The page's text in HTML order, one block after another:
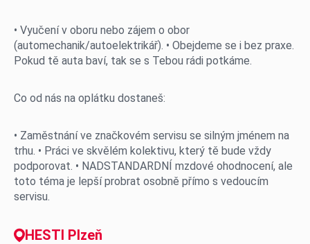
Magazín
• Vyučení v oboru nebo zájem o obor
(automechanik/autoelektrikář). • Obejdeme se i bez praxe.
Pokud tě auta baví, tak se s Tebou rádi potkáme.
Co od nás na oplátku dostaneš:
• Zaměstnání ve značkovém servisu se silným jménem na
trhu. • Práci ve skvělém kolektivu, který tě bude vždy
podporovat. • NADSTANDARDNÍ mzdové ohodnocení, ale
toto téma je lepší probrat osobně přímo s vedoucím
servisu.
HESTI Plzeň